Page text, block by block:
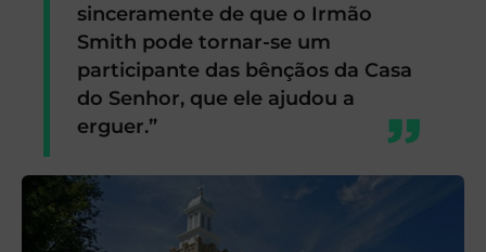
sinceramente de que o Irmão
Smith pode tornar-se um
participante das bênçãos da Casa
do Senhor, que ele ajudou a
erguer.”